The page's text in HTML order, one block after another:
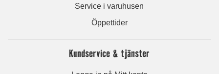
Service i varuhusen
Öppettider
Kundservice & tjänster